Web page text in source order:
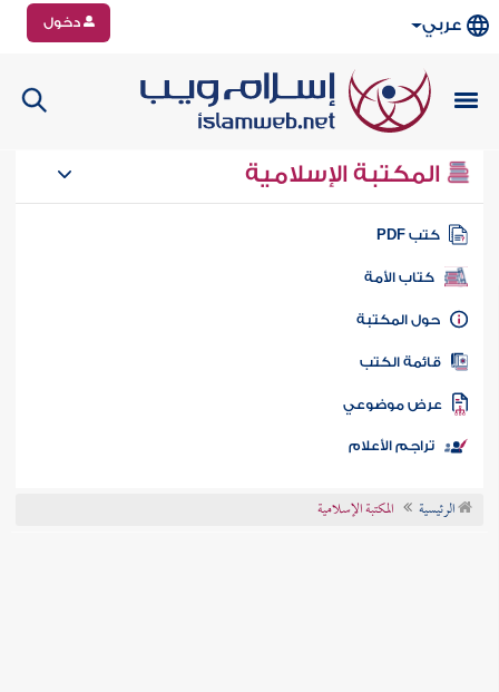
عربي دخول
المكتبة الإسلامية
كتب PDF
كتاب الأمة
المكتبة
الكتب
موضوعي
تراجم الأعلام
الرئيسية المكتبة الإسلامية